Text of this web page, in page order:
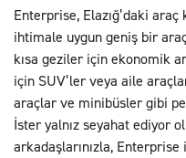
Enterprise, Elazığ’daki
ihtimale uygun geniş bir
kısa geziler için ekonomik
için SUV’ler veya aile
araçlar ve minibüsler gibi
İster yalnız seyahat ediyor
arkadaşlarınızla, Enterprise